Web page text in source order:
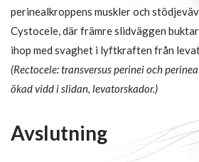
perinealkroppens muskler och
Cystocele, där främre slidväggen
ihop med svaghet i lyftkraften från
(Rectocele: transversus perinei och
ökad vidd i slidan, levatorskador.)
Avslutning